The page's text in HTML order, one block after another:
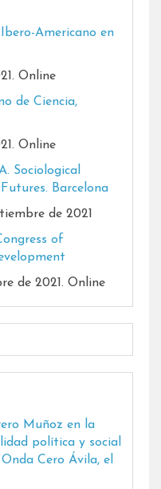
Americano en
Online
de Ciencia,
Online
Sociological
Barcelona
de 2021
of
de 2021. Online
Muñoz en la
política y social
Cero Ávila, el